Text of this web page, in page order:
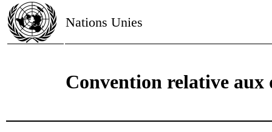
Nations Unies
Convention relative aux